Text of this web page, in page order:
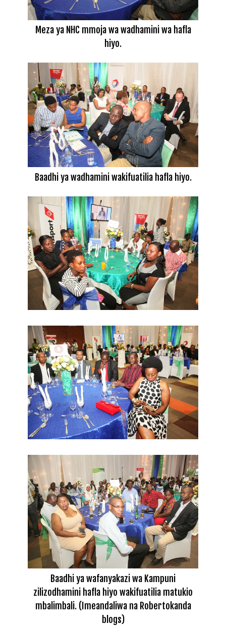
Meza ya NHC mmoja wa wadhamini wa hafla
hiyo.
Baadhi ya wadhamini wakifuatilia hafla hiyo.
Baadhi ya wafanyakazi wa Kampuni
zilizodhamini hafla hiyo wakifuatilia matukio
mbalimbali. (Imeandaliwa na Robertokanda
blogs)